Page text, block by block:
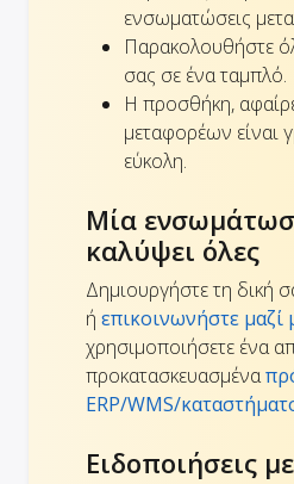
ενσωματώσεις
Παρακολουθήστε
σας σε ένα ταμπλό.
Η προσθήκη,
μεταφορέων είναι
εύκολη.
Μία
καλύψει όλες
Δημιουργήστε τη δική
ή επικοινωνήστε μαζί
χρησιμοποιήσετε ένα
προκατασκευασμένα
ERP/WMS/
Ειδοποιήσεις